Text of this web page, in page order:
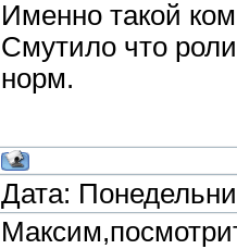
Именно такой
Смутило что
норм.
Дата: